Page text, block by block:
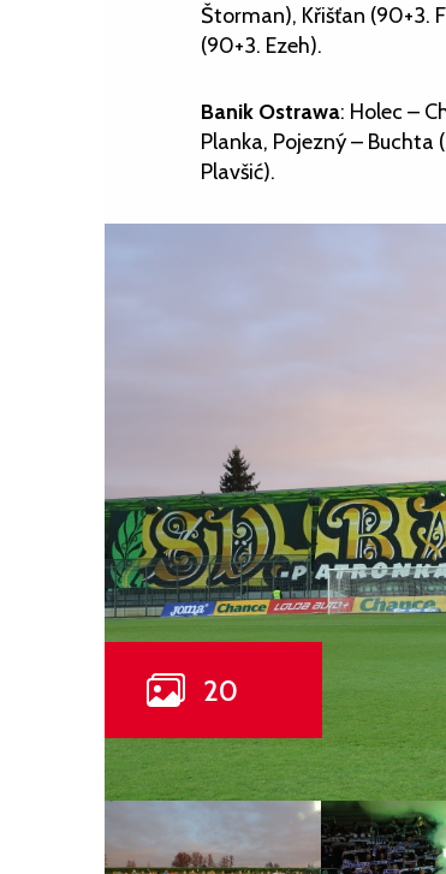
Štorman), Křišťan (90+3.
(90+3. Ezeh).
Banik Ostrawa: Holec –
Planka, Pojezný – Buchta
Plavšić).